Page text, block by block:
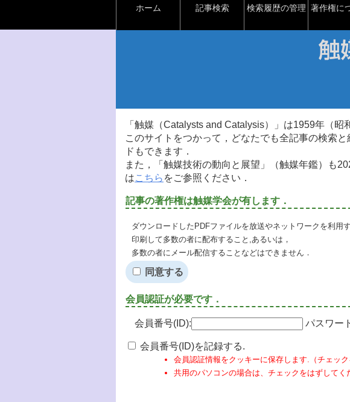
ホーム 記事検索 検索履歴の管理 著作権に
「触媒（Catalysts and Catalysis）」は1959年（
このサイトをつかって，どなたでも全記事の検索
ドもできます．
また，「触媒技術の動向と展望」（触媒年鑑）も
はこちら をご参照ください．
記事の著作権は触媒学会が有します．
ダウンロードしたPDFファイルを放送やネットワークを利用
印刷して多数の者に配布すること,あるいは，
多数の者にメール配信することなどはできません．
同意する
会員認証が必要です．
会員番号(ID): パスワー
会員番号(ID)を記録する.
会員認証情報をクッキーに保存します.（チェッ
共用のパソコンの場合は、チェックをはずしてく